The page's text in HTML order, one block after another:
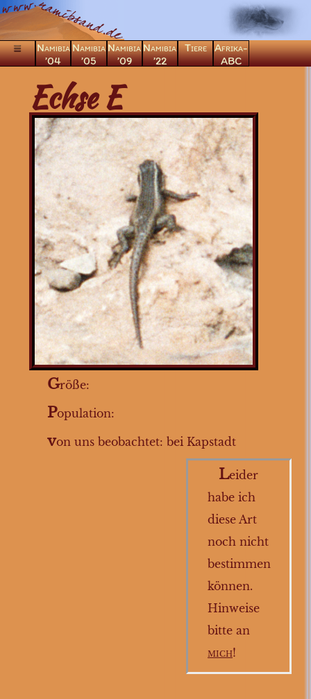
Namibia
’04
Namibia
’05
Namibia
’09
Namibia
’22
Tiere
Afrika-
ABC
Säugetiere
Vögel
Kriechtiere
Echsen
Namaquachamäleon
Namibgecko
Nilwaran
Dueneneidechse
Skink
Agame
Gecko
EchseA
EchseD
EchseE
EchseF
Echse E
Größe:
Population:
von uns beobachtet: bei Kapstadt
Leider
habe ich
diese Art
noch nicht
bestimmen
können.
Hinweise
bitte an
mich!